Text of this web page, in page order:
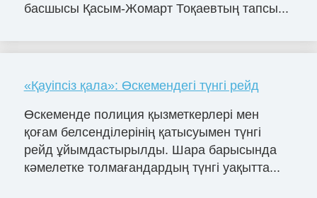
басшысы Қасым-Жомарт Тоқаевтың тапсы...
«Қауіпсіз қала»: Өскемендегі түнгі рейд
Өскеменде полиция қызметкерлері мен
қоғам белсенділерінің қатысуымен түнгі
рейд ұйымдастырылды. Шара барысында
кәмелетке толмағандардың түнгі уақытта...